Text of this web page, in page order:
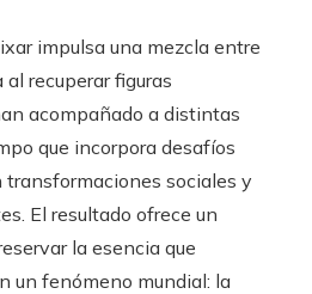
impulsa una mezcla entre
recuperar figuras
acompañado a distintas
que incorpora desafíos
transformaciones sociales y
El resultado ofrece un
la esencia que
un fenómeno mundial: la